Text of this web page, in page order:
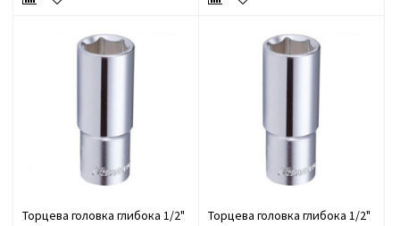
Торцева головка глибока 1/2"
Торцева головка глибока 1/2"